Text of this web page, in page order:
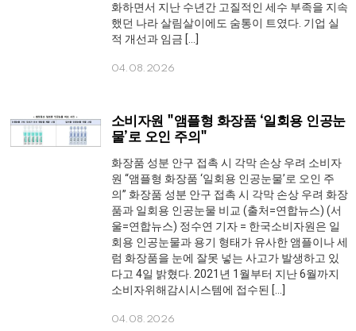
화하면서 지난 수년간 고질적인 세수 부족을 지속
했던 나라 살림살이에도 숨통이 트였다. 기업 실
적 개선과 임금 […]
04.08.2026
소비자원 "앰플형 화장품 ‘일회용 인공눈
물’로 오인 주의"
화장품 성분 안구 접촉 시 각막 손상 우려 소비자
원 “앰플형 화장품 ‘일회용 인공눈물’로 오인 주
의” 화장품 성분 안구 접촉 시 각막 손상 우려 화장
품과 일회용 인공눈물 비교 (출처=연합뉴스) (서
울=연합뉴스) 정수연 기자 = 한국소비자원은 일
회용 인공눈물과 용기 형태가 유사한 앰플이나 세
럼 화장품을 눈에 잘못 넣는 사고가 발생하고 있
다고 4일 밝혔다. 2021년 1월부터 지난 6월까지
소비자위해감시시스템에 접수된 […]
04.08.2026